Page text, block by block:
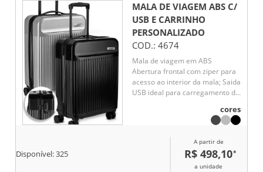
MALA DE VIAGEM ABS C/
USB E CARRINHO
PERSONALIZADO
COD.: 4674
Mala de viagem em ABS
Abertura frontal com ziper para
acesso ao interior da mala; Saida
USB ideal para carregamento de
carrinho de aço; Alça de mão na
Plaquinha de metal sem
personalização. Mala perfurada
para aplicação da plaquinha.
cores
Disponível:325
A partir de
R$ 498,10*
a unidade